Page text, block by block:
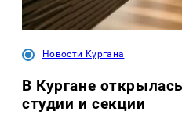
Новости Кургана
В Кургане
студии и секции